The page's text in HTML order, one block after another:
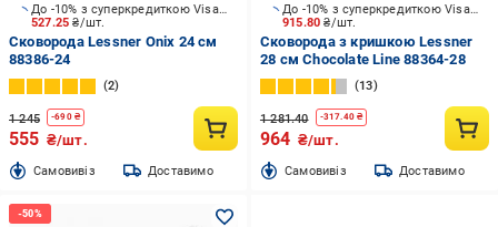
527.25₴/шт.
До -10% з суперкредиткою Visa Вигода
Сковорода Lessner Onix 24 см
88386-24
2
1 245 -690₴
555 ₴/шт.
Cамовивіз Доставимо
915.80₴/шт.
До -10% з суперкредиткою Visa Вигода
Сковорода з кришкою Lessner
28 см Chocolate Line 88364-28
13
1 281.40 -317.40₴
964 ₴/шт.
Cамовивіз Доставимо